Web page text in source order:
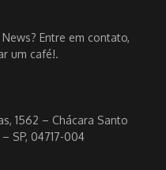
Entre em contato,
um café!.
1562 – Chácara Santo
SP, 04717-004